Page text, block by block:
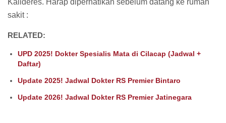
Kalideres. Harap diperhatikan sebelum datang ke rumah
sakit :
RELATED:
UPD 2025! Dokter Spesialis Mata di Cilacap (Jadwal +
Daftar)
Update 2025! Jadwal Dokter RS Premier Bintaro
Update 2026! Jadwal Dokter RS Premier Jatinegara